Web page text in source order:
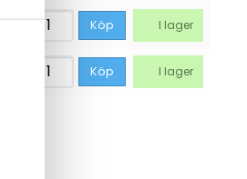
Köp I lager
Köp I lager